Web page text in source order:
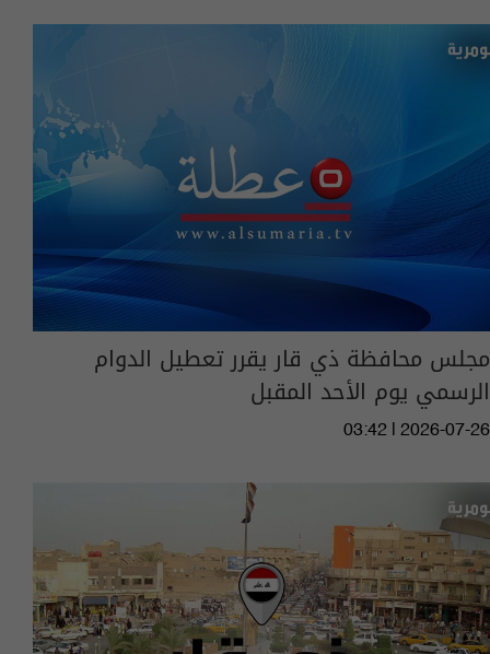
مجلس محافظة ذي قار يقرر تعطيل الدوام
الرسمي يوم الأحد المقبل
03:42 | 2026-07-26